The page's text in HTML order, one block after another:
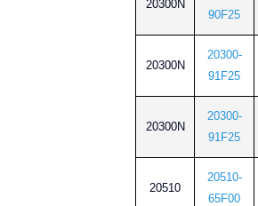
20300N
90F25
20300N
20300-
91F25
20300N
20300-
91F25
20510
20510-
65F00